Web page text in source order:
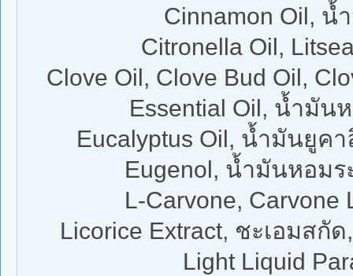
Cinnamon Oil,
Citronella Oil,
Clove Oil, Clove Bud Oil,
Essential Oil, น้ำมัน
Eucalyptus Oil, น้ำมันยู
Eugenol, น้ำมันหอม
L-Carvone,
Licorice Extract, ชะเอมสกั
Light Liquid